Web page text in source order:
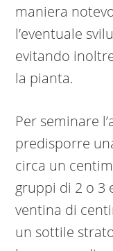
maniera
l’eventuale
evitando
la pianta.
Per seminare
predisporre
circa un
gruppi di 2 o 3
ventina di
un sottile